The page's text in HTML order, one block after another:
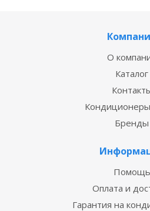
О
Каталог
Бренды
Помощь
Оплата и
Гарантия на